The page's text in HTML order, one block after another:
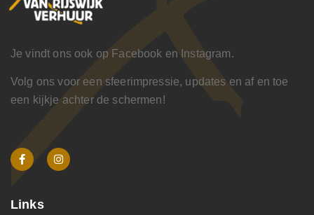
Je vindt ons ook op Facebook en Instagram.
Volg ons voor een sfeerimpressie, updates en af en toe
een kijkje achter de schermen!
Links